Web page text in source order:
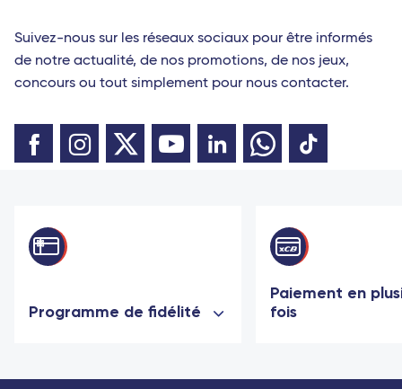
Suivez-nous sur les réseaux sociaux pour être informés
de notre actualité, de nos promotions, de nos jeux,
concours ou tout simplement pour nous contacter.
Programme de fidélité
Paiement en
fois